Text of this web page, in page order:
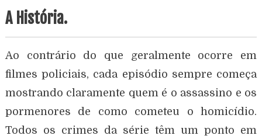
A História.
Ao contrário do que geralmente ocorre em
filmes policiais, cada episódio sempre começa
mostrando claramente quem é o assassino e os
pormenores de como cometeu o homicídio.
Todos os crimes da série têm um ponto em